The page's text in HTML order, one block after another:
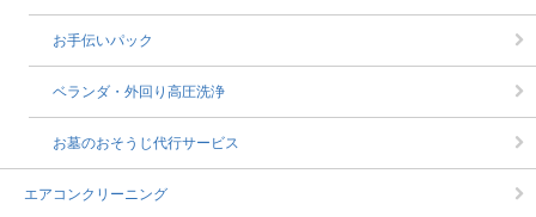
お手伝いパック
ベランダ・外回り高圧洗浄
お墓のおそうじ代行サービス
エアコンクリーニング